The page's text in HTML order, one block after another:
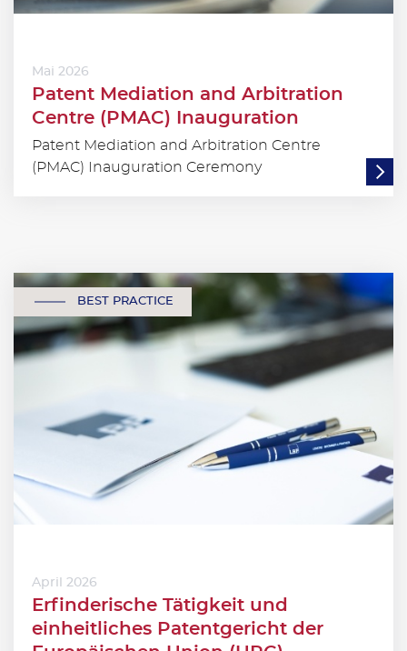
Mai 2026
Patent Mediation and Arbitration
Centre (PMAC) Inauguration
Patent Mediation and Arbitration Centre
(PMAC) Inauguration Ceremony
BEST PRACTICE
April 2026
Erfinderische Tätigkeit und
einheitliches Patentgericht der